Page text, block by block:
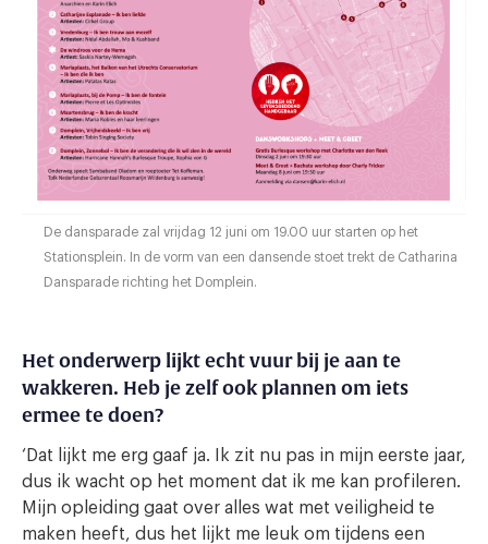
De dansparade zal vrijdag 12 juni om 19.00 uur starten op het
Stationsplein. In de vorm van een dansende stoet trekt de Catharina
Dansparade richting het Domplein.
Het onderwerp lijkt echt vuur bij je aan te
wakkeren. Heb je zelf ook plannen om iets
ermee te doen?
‘Dat lijkt me erg gaaf ja. Ik zit nu pas in mijn eerste jaar,
dus ik wacht op het moment dat ik me kan profileren.
Mijn opleiding gaat over alles wat met veiligheid te
maken heeft, dus het lijkt me leuk om tijdens een